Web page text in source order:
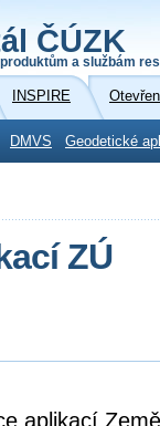
ČÚZK
a službám
INSPIRE
DMVS Geodetické
ZÚ
aplikací